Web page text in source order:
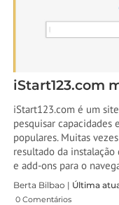
iStart123.com
iStart123.com é um
pesquisar capacidades
populares. Muitas
resultado da
e add-ons para o
Berta Bilbao | Última
0 Comentários